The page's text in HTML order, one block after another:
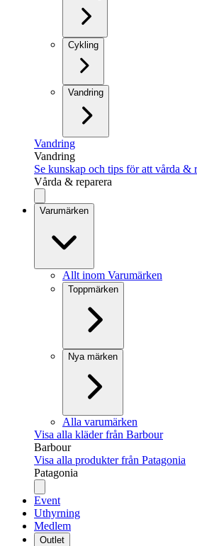
Cykling
Vandring
Vandring
Vandring
Se kunskap och tips för att vårda &
Vårda & reparera
Varumärken
Allt inom Varumärken
Toppmärken
Nya märken
Alla varumärken
Visa alla kläder från Barbour
Barbour
Visa alla produkter från Patagonia
Patagonia
Event
Uthyrning
Medlem
Outlet